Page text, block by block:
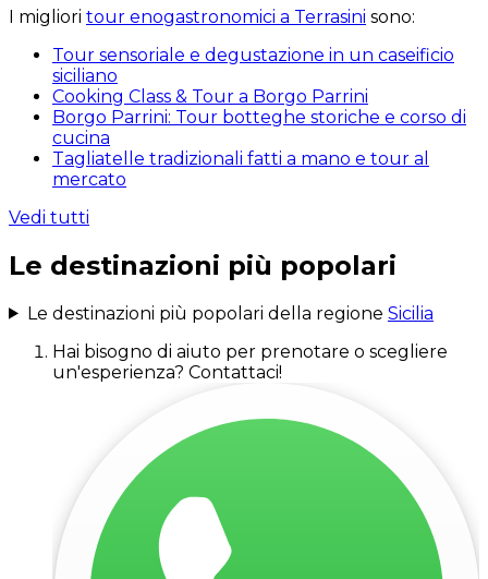
I migliori tour enogastronomici a Terrasini sono:
Tour sensoriale e degustazione in un caseificio
siciliano
Cooking Class & Tour a Borgo Parrini
Borgo Parrini: Tour botteghe storiche e corso di
cucina
Tagliatelle tradizionali fatti a mano e tour al
mercato
Vedi tutti
Le destinazioni più popolari
Le destinazioni più popolari della regione Sicilia
Hai bisogno di aiuto per prenotare o scegliere
un'esperienza? Contattaci!